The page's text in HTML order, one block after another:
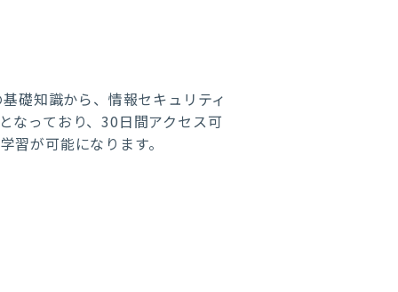
礎知識から、情報セキュリティ
なっており、30日間アクセス可
が可能になります。